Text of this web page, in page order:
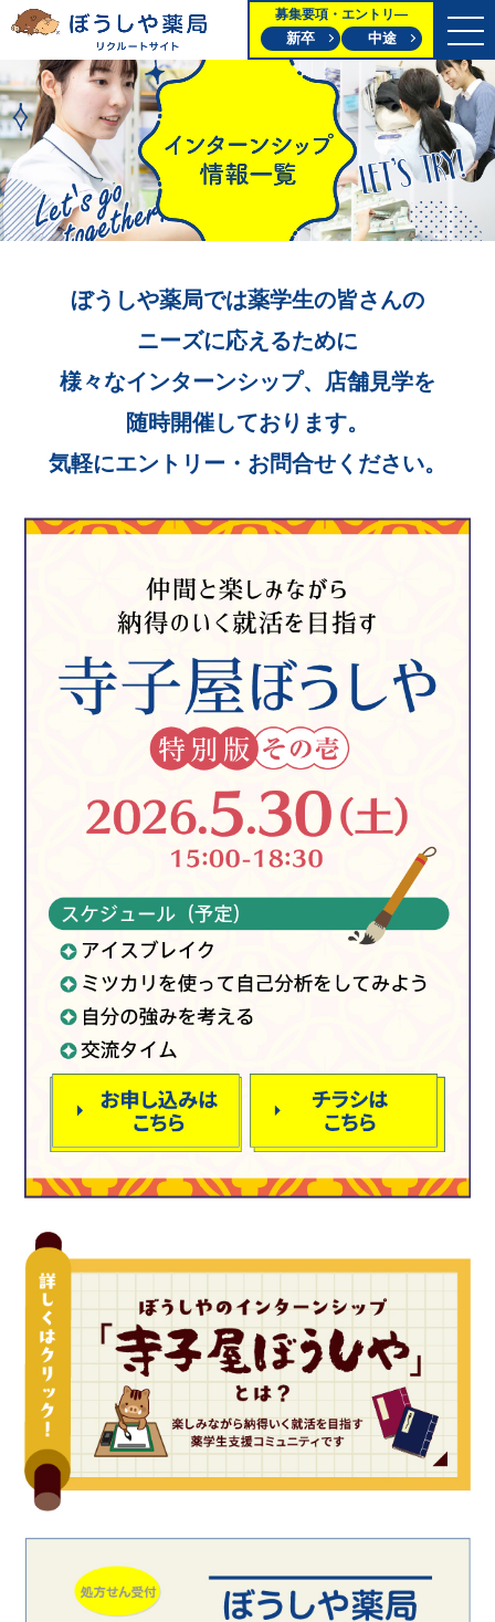
募集要項・エントリ―
新卒 中途
ぼうしや薬局では薬学生の皆さんの
ニーズに応えるために
様々なインターンシップ、 店舗見学を
随時開催しております。
気軽にエントリー ・お問合せください。